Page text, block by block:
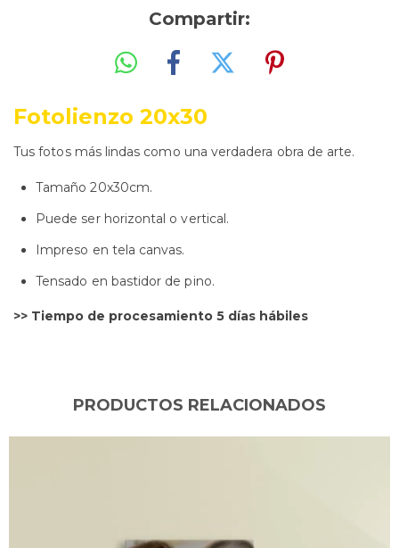
Compartir:
Fotolienzo 20x30
Tus fotos más lindas como una verdadera obra de arte.
Tamaño 20x30cm.
Puede ser horizontal o vertical.
Impreso en tela canvas.
Tensado en bastidor de pino.
>> Tiempo de procesamiento 5 días hábiles​
PRODUCTOS RELACIONADOS